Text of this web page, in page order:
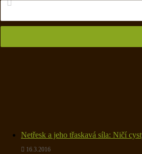
Netřesk a jeho třaskavá síla: Ničí
16.3.2016